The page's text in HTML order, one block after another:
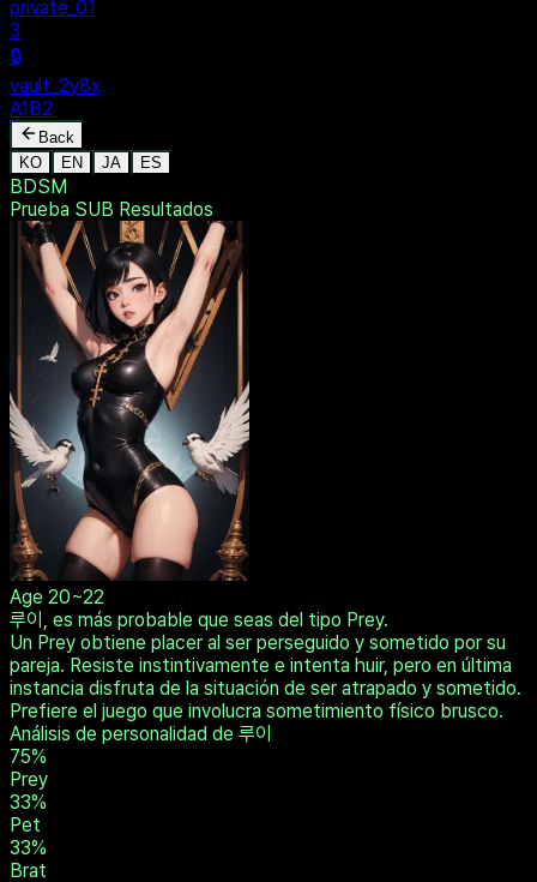
MENU
🔒
Personal
+
New Vault
SHARED
🔒
private_01
3
vault_2y8x
A1B2
Back
EN JA ES
BDSM
Prueba SUB Resultados
Age
루이, es más probable que seas del tipo Prey.
Un Prey obtiene placer al ser perseguido y sometido por su
pareja. Resiste instintivamente e intenta huir, pero en última
instancia disfruta de la situación de ser atrapado y sometido.